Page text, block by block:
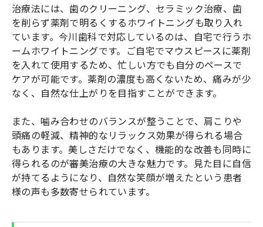
治療法には、歯のクリーニング、セラミック治療、歯
を削らず薬剤で明るくするホワイトニングも取り入れ
ています。今川歯科で対応しているのは、自宅で行うホ
ームホワイトニングです。ご自宅でマウスピースに薬剤
を入れて使用するため、忙しい方でも自分のペースで
ケアが可能です。薬剤の濃度も高くないため、痛みが少
なく、自然な仕上がりを目指すことができます。
また、噛み合わせのバランスが整うことで、肩こりや
頭痛の軽減、精神的なリラックス効果が得られる場合
もあります。美しさだけでなく、機能的な改善も同時に
得られるのが審美治療の大きな魅力です。見た目に自信
が持てるようになり、自然な笑顔が増えたという患者
様の声も多数寄せられています。